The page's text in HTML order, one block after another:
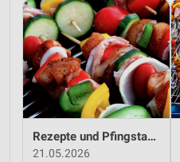
Rezepte und Pfingstangebote bei REWE!
21.05.2026